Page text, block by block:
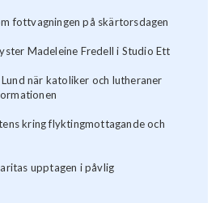
fottvagningen på skärtorsdagen
Madeleine Fredell i Studio Ett
när katoliker och lutheraner
kring flyktingmottagande och
upptagen i påvlig